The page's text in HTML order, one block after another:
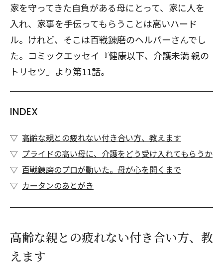
家を守ってきた自負がある母にとって、家に人を
入れ、家事を手伝ってもらうことは高いハード
ル。けれど、そこは百戦錬磨のヘルパーさんでし
た。コミックエッセイ『健康以下、介護未満 親の
トリセツ』より第11話。
INDEX
高齢な親との疲れない付き合い方、教えます
プライドの高い母に、介護をどう受け入れてもらうか
百戦錬磨のプロが動いた。母が心を開くまで
カータンのあとがき
高齢な親との疲れない付き合い方、教
えます